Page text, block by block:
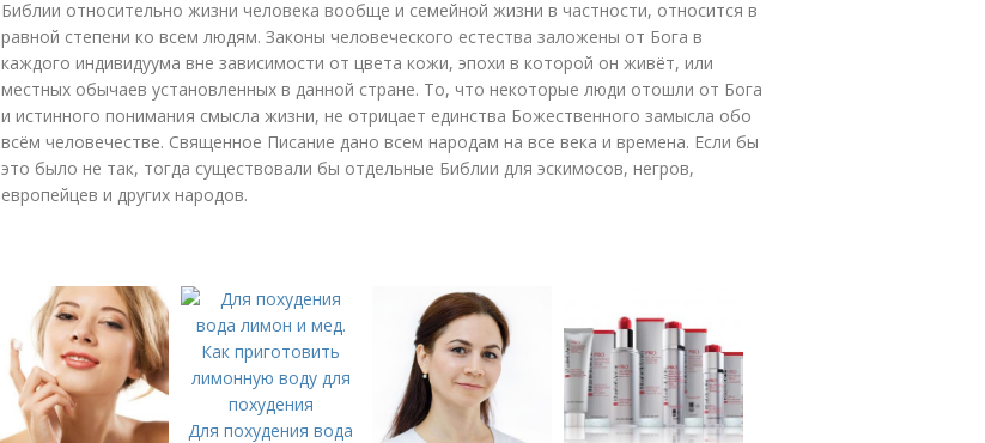
Библии относительно жизни человека вообще и семейной жизни в частности, относится в
равной степени ко всем людям. Законы человеческого естества заложены от Бога в
каждого индивидуума вне зависимости от цвета кожи, эпохи в которой он живёт, или
местных обычаев установленных в данной стране. То, что некоторые люди отошли от Бога
и истинного понимания смысла жизни, не отрицает единства Божественного замысла обо
всём человечестве. Священное Писание дано всем народам на все века и времена. Если бы
это было не так, тогда существовали бы отдельные Библии для эскимосов, негров,
европейцев и других народов.
Для похудения вода